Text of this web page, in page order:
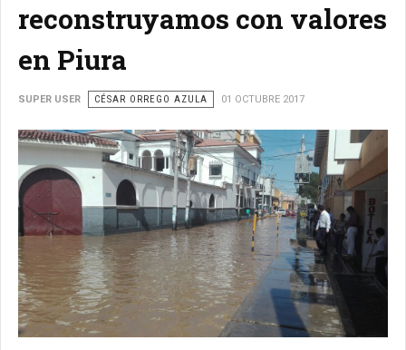
reconstruyamos con valores
en Piura
SUPER USER CÉSAR ORREGO AZULA 01 OCTUBRE 2017